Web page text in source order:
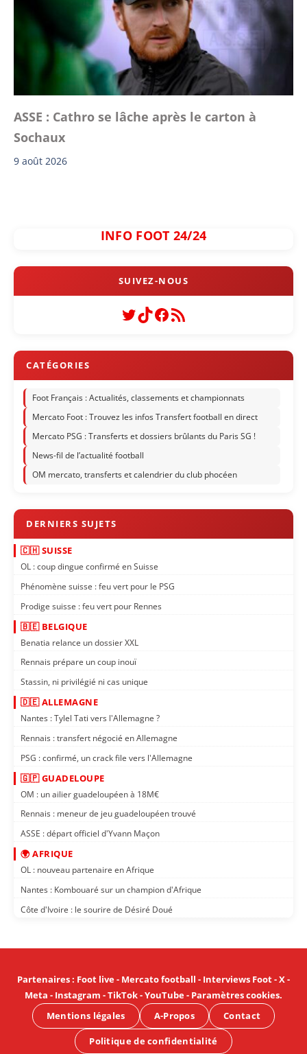
ASSE : Cathro se lâche après le carton à
Sochaux
9 août 2026
INFO FOOT 24/24
Twitter
TikTok
Facebook
Flux RSS
Foot Français : Actualités, classements et championnats
Mercato Foot : Trouvez les infos Transfert football en direct
Mercato PSG : Transferts et dossiers brûlants du Paris SG !
News-fil de l’actualité football
OM mercato, transferts et calendrier du club phocéen
🇨🇭 SUISSE
OL : coup dingue confirmé en Suisse
Phénomène suisse : feu vert pour le PSG
Prodige suisse : feu vert pour Rennes
🇧🇪 BELGIQUE
Benatia relance un dossier XXL
Rennais prépare un coup inouï
Stassin, ni privilégié ni cas unique
🇩🇪 ALLEMAGNE
Nantes : Tylel Tati vers l'Allemagne ?
Rennais : transfert négocié en Allemagne
PSG : confirmé, un crack file vers l'Allemagne
🇬🇵 GUADELOUPE
OM : un ailier guadeloupéen à 18M€
Rennais : meneur de jeu guadeloupéen trouvé
ASSE : départ officiel d'Yvann Maçon
🌍 AFRIQUE
OL : nouveau partenaire en Afrique
Nantes : Kombouaré sur un champion d'Afrique
Côte d'Ivoire : le sourire de Désiré Doué
Partenaires: Foot live- Mercato football - Interviews Foot-X-
Meta - Instagram -TikTok-YouTube- Paramètres cookies.
Mentions légales
A-Propos Contact
Politique de confidentialité